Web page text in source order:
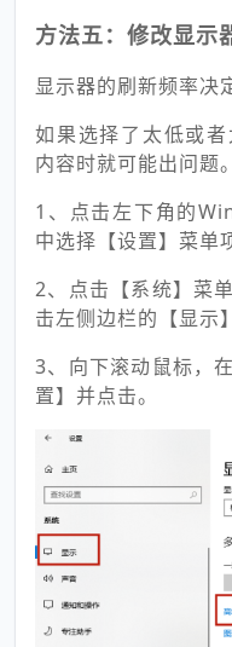
方法五：修改显示
显示器的刷新频率决
如果选择了太低或
内容时就可能出问题。
1、点击左下角的
中选择【设置】菜单
2、点击【系统】菜
击左侧边栏的【显示
3、向下滚动鼠标，
置】并点击。